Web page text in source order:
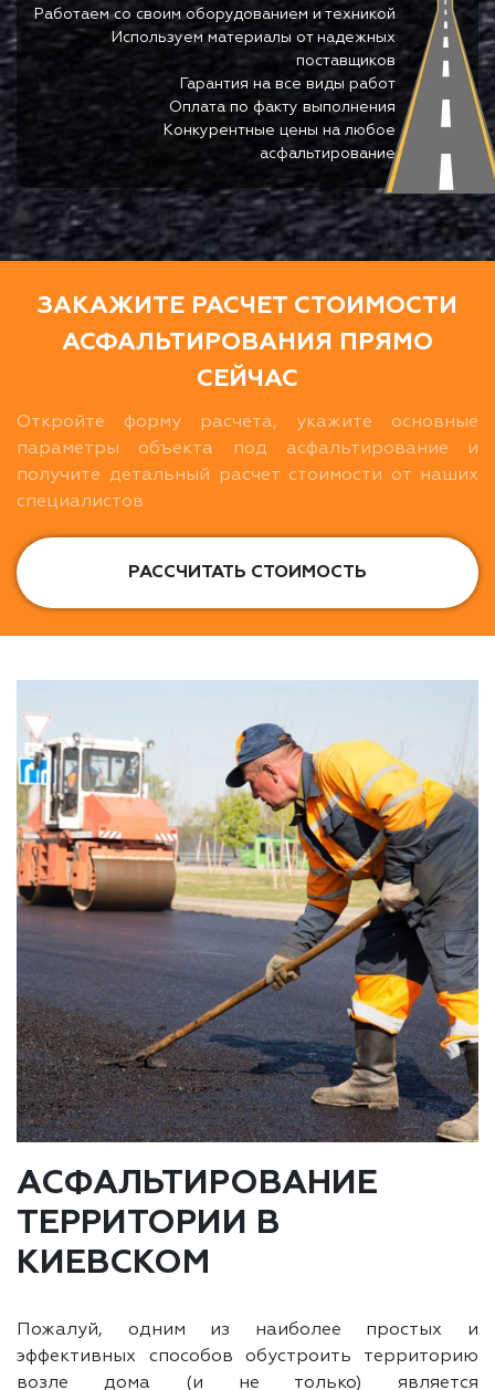
Работаем со своим оборудованием и техникой
Используем материалы от надежных
поставщиков
Гарантия на все виды работ
Оплата по факту выполнения
Конкурентные цены на любое
асфальтирование
ЗАКАЖИТЕ РАСЧЕТ СТОИМОСТИ
АСФАЛЬТИРОВАНИЯ ПРЯМО
СЕЙЧАС
Откройте форму расчета, укажите основные
параметры объекта под асфальтирование и
получите детальный расчет стоимости от наших
специалистов
РАССЧИТАТЬ СТОИМОСТЬ
АСФАЛЬТИРОВАНИЕ
ТЕРРИТОРИИ В
КИЕВСКОМ
Пожалуй, одним из наиболее простых и
эффективных способов обустроить территорию
возле дома (и не только) является